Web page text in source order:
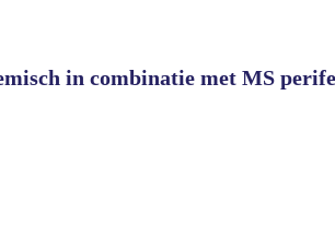
in combinatie met MS